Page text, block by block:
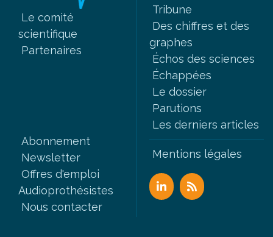
Le comité
scientifique
Partenaires
Tribune
Des chiffres et des
graphes
Échos des sciences
Échappées
Le dossier
Parutions
Les derniers articles
Abonnement
Newsletter
Offres d'emploi
Audioprothésistes
Nous contacter
Mentions légales